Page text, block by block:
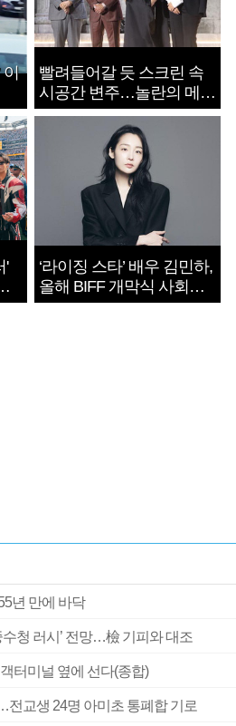
이
빨려들어갈 듯 스크린 속
시공간 변주…놀란의 메시
지는 ‘전쟁 속죄’
'
‘라이징 스타’ 배우 김민하,
올해 BIFF 개막식 사회자
확정
년 만에 바닥
수청 러시’ 전망…檢 기피와 대조
터미널 옆에 선다(종합)
교생 24명 아미초 통폐합 기로